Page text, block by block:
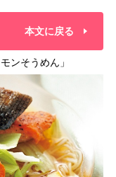
本文に戻る
ンそうめん」